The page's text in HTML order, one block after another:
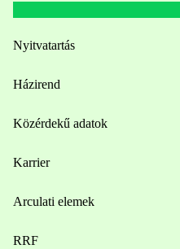
Nyitvatartás
Házirend
Közérdekű adatok
Karrier
Arculati elemek
RRF